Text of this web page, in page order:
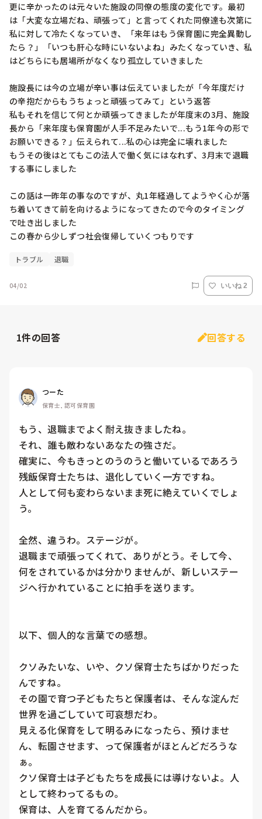
更に辛かったのは元々いた施設の同僚の態度の変化です。最初
は「大変な立場だね、頑張って」と言ってくれた同僚達も次第に
私に対して冷たくなっていき、「来年はもう保育園に完全異動し
たら？」「いつも肝心な時にいないよね」みたくなっていき、私
はどちらにも居場所がなくなり孤立していきました
施設長には今の立場が辛い事は伝えていましたが「今年度だけ
の辛抱だからもうちょっと頑張ってみて」という返答
私もそれを信じて何とか頑張ってきましたが年度末の3月、施設
長から「来年度も保育園が人手不足みたいで...もう1年今の形で
お願いできる？」伝えられて...私の心は完全に壊れました
もうその後はとてもこの法人で働く気にはなれず、3月末で退職
する事にしました
この話は一昨年の事なのですが、丸1年経過してようやく心が落
ち着いてきて前を向けるようになってきたので今のタイミング
で吐き出しました
この春から少しずつ社会復帰していくつもりです
トラブル 退職
04/02 いいね 2
1件の回答 回答する
つーた
保育士, 認可保育園
もう、退職までよく耐え抜きましたね。
それ、誰も敵わないあなたの強さだ。
確実に、今もきっとのうのうと働いているであろう
残飯保育士たちは、退化していく一方ですね。
人として何も変わらないまま死に絶えていくでしょ
う。
全然、違うわ。ステージが。
退職まで頑張ってくれて、ありがとう。そして今、
何をされているかは分かりませんが、新しいステー
ジへ行かれていることに拍手を送ります。
以下、個人的な言葉での感想。
クソみたいな、いや、クソ保育士たちばかりだった
んですね。
その園で育つ子どもたちと保護者は、そんな淀んだ
世界を過ごしていて可哀想だわ。
見える化保育をして明るみになったら、預けませ
ん、転園させます、って保護者がほとんどだろうな
ぁ。
クソ保育士は子どもたちを成長には導けないよ。人
として終わってるもの。
保育は、人を育てるんだから。